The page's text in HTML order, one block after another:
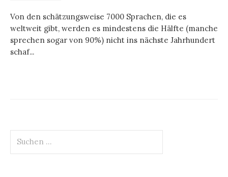
Von den schätzungsweise 7000 Sprachen, die es
weltweit gibt, werden es mindestens die Hälfte (manche
sprechen sogar von 90%) nicht ins nächste Jahrhundert
schaf...
nach: